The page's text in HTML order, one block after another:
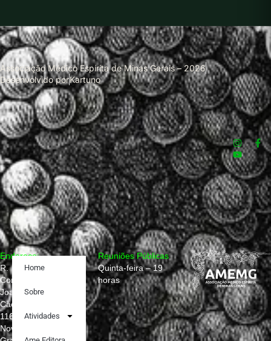
Reuniões Públicas
Quinta-feira – 19
horas
Home
Sobre
Atividades
Endereço:
R.
Conselheiro
Joaquim
Caetano,
1160
Nova
Associação Médico Espírita de Minas Gerais – 2026
Desenvolvido porKartuno